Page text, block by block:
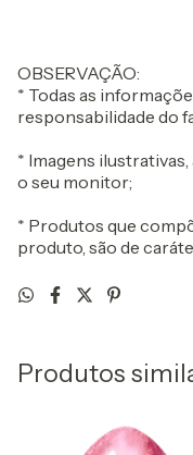
OBSERVAÇÃO:
* Todas as
responsabilidade do
* Imagens
o seu monitor;
* Produtos que
produto, são de
Produtos